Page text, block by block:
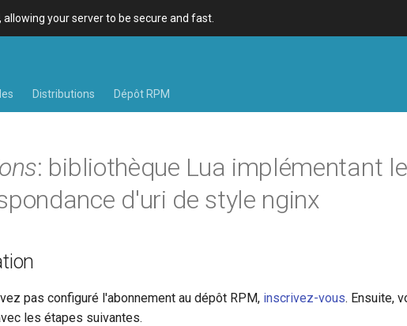
allowing your server to be secure and fast.
Distributions Dépôt RPM
: bibliothèque Lua implémentant le
d'uri de style nginx
pas configuré l'abonnement au dépôt RPM, inscrivez-vous. Ensuite,
les étapes suivantes.